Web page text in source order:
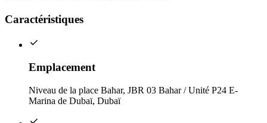
Caractéristiques
Emplacement
Niveau de la place Bahar, JBR 03 Bahar / Unité P24 E-
Marina de Dubaï, Dubaï